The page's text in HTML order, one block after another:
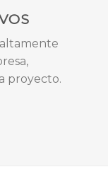
proyecto.